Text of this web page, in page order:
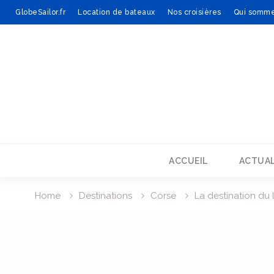
GlobeSailor.fr Location de bateaux Nos croisières Qui
ACCUEIL
Home Destinations Corse La destination du